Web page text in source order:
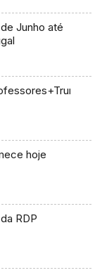
Junho até
hoje
RDP